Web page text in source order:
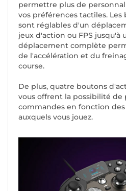
permettre plus de
vos préférences tactiles.
sont réglables d'un
jeux d'action ou FPS jusqu'à
déplacement complète
de l'accélération et du
course.
De plus, quatre boutons
vous offrent la possibilité de
commandes en fonction
auxquels vous jouez.